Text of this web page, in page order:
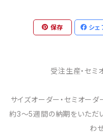
保存 シェ
受注生産・セミ
サイズオーダー・セミオー
約3～5週間の納期をいただ
わ